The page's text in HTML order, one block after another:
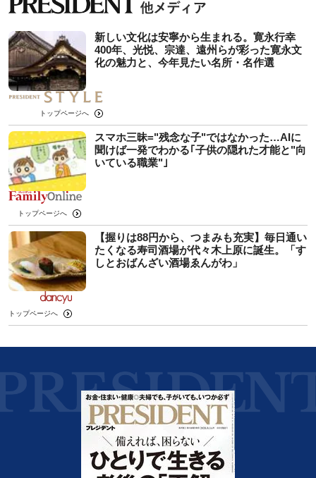
新しい文化は安寧から生まれる。寛永行幸
400年、光悦、宗達、遠州らが彩った寛永文
化の魅力と、今年見たい名所・名作選
トップページへ
スマホ三昧="残念な子"ではなかった…AIに
聞けば一発でわかる｢子供の隠れた才能と"向
いている職業"｣
トップページへ
【握りは88円から、つまみも充実】毎日通い
たくなる寿司酒場が代々木上原に誕生。「す
しとおばんざい酒場ゑんがわ」
トップページへ